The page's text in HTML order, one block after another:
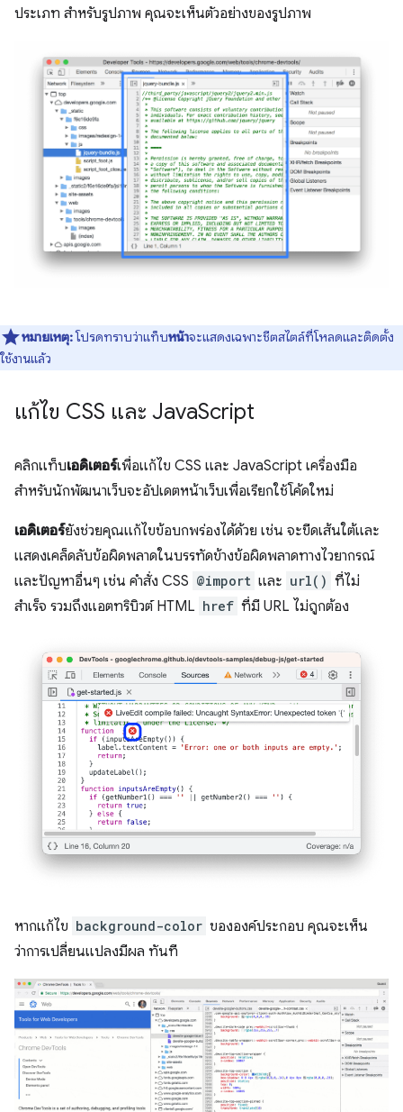
ประเภท สำหรับรูปภาพ คุณจะเห็นตัวอย่างของรูปภาพ
หมายเหตุ:โปรดทราบว่าแท็บหน้าจะแสดงเฉพาะชีตสไตล์ที่โหลดและติดตั้ง
ใช้งานแล้ว
แก้ไข CSS และ JavaScript
คลิกแท็บเอดิเตอร์เพื่อแก้ไข CSS และ JavaScript เครื่องมือ
สำหรับนักพัฒนาเว็บจะอัปเดตหน้าเว็บเพื่อเรียกใช้โค้ดใหม่
เอดิเตอร์ยังช่วยคุณแก้ไขข้อบกพร่องได้ด้วย เช่น จะขีดเส้นใต้และ
แสดงเคล็ดลับข้อผิดพลาดในบรรทัดข้างข้อผิดพลาดทางไวยากรณ์
และปัญหาอื่นๆ เช่น คำสั่ง CSS @import และ url() ที่ไม่
สำเร็จ รวมถึงแอตทริบิวต์ HTML href ที่มี URL ไม่ถูกต้อง
หากแก้ไข background-color ขององค์ประกอบ คุณจะเห็น
ว่าการเปลี่ยนแปลงมีผล ทันที